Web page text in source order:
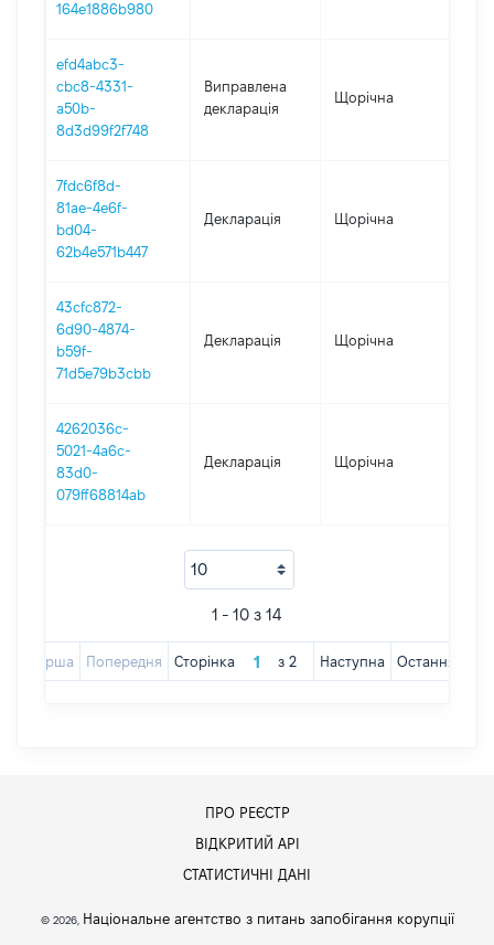
164e1886b980
efd4abc3-
cbc8-4331-
a50b-
8d3d99f2f748
Виправлена
декларація
Щорічна
7fdc6f8d-
81ae-4e6f-
bd04-
62b4e571b447
Декларація Щорічна
43cfc872-
6d90-4874-
b59f-
71d5e79b3cbb
Декларація Щорічна
4262036c-
5021-4a6c-
83d0-
079ff68814ab
Декларація Щорічна
1 - 10 з 14
Перша Попередня Сторінка з 2 Наступна Остання
ПРО РЕЄСТР
ВІДКРИТИЙ АРІ
СТАТИСТИЧНІ ДАНІ
© 2026, Національне агентство з питань запобігання корупції